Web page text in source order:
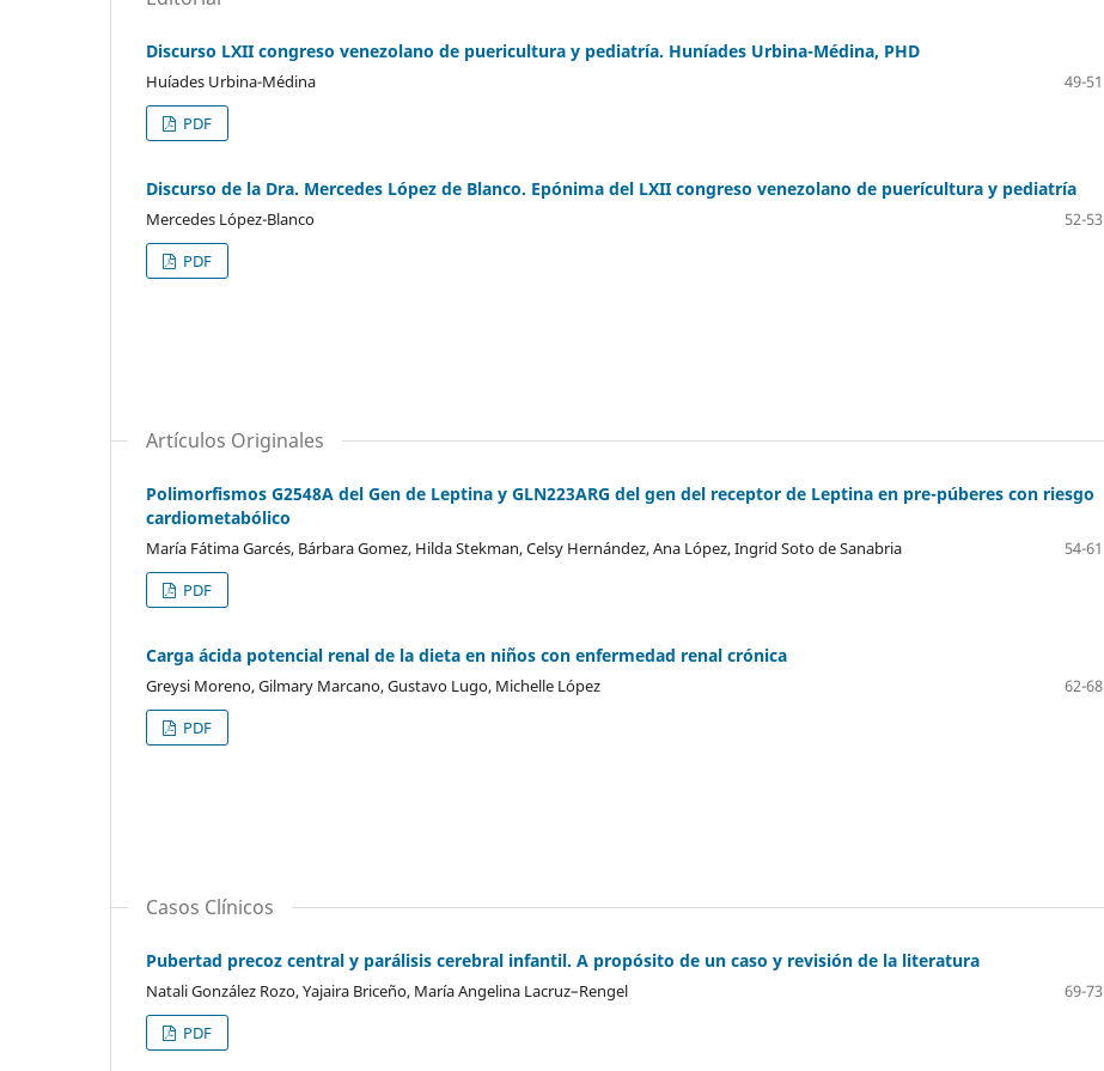
Discurso LXII congreso venezolano de puericultura y pediatría. Huníades Urbina-Médina, PHD
Huíades Urbina-Médina
49-51
PDF
Discurso de la Dra. Mercedes López de Blanco. Epónima del LXII congreso venezolano de puerícultura y pediatría
Mercedes López-Blanco
52-53
PDF
Artículos Originales
Polimorfismos G2548A del Gen de Leptina y GLN223ARG del gen del receptor de Leptina en pre-púberes con riesgo
cardiometabólico
María Fátima Garcés, Bárbara Gomez, Hilda Stekman, Celsy Hernández, Ana López, Ingrid Soto de Sanabria
54-61
PDF
Carga ácida potencial renal de la dieta en niños con enfermedad renal crónica
Greysi Moreno, Gilmary Marcano, Gustavo Lugo, Michelle López
62-68
PDF
Casos Clínicos
Pubertad precoz central y parálisis cerebral infantil. A propósito de un caso y revisión de la literatura
Natali González Rozo, Yajaira Briceño, María Angelina Lacruz–Rengel
69-73
PDF